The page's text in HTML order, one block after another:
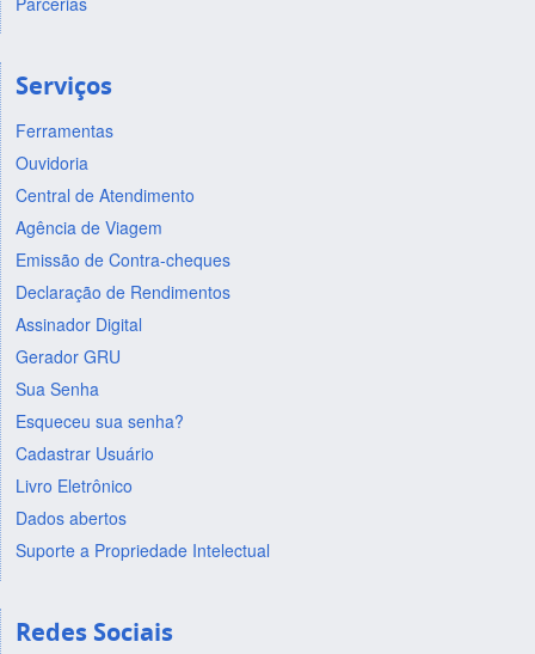
Serviços
Ferramentas
Ouvidoria
Central de Atendimento
Agência de Viagem
Emissão de Contra-cheques
Declaração de Rendimentos
Assinador Digital
Gerador GRU
Sua Senha
Esqueceu sua senha?
Cadastrar Usuário
Livro Eletrônico
Dados abertos
Suporte a Propriedade Intelectual
Redes Sociais